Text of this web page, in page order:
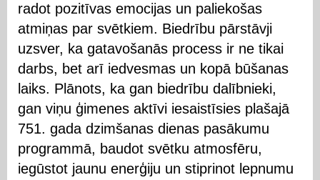
radot pozitīvas emocijas un paliekošas
atmiņas par svētkiem. Biedrību pārstāvji
uzsver, ka gatavošanās process ir ne tikai
darbs, bet arī iedvesmas un kopā būšanas
laiks. Plānots, ka gan biedrību dalībnieki,
gan viņu ģimenes aktīvi iesaistīsies plašajā
751. gada dzimšanas dienas pasākumu
programmā, baudot svētku atmosfēru,
iegūstot jaunu enerģiju un stiprinot lepnumu